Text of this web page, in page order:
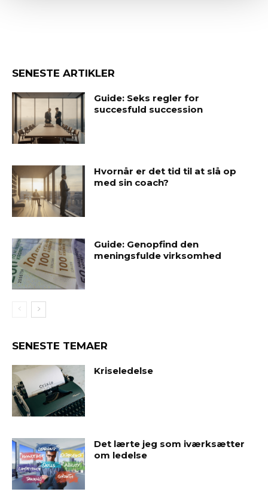
SENESTE ARTIKLER
Guide: Seks regler for
succesfuld succession
Hvornår er det tid til at slå op
med sin coach?
Guide: Genopfind den
meningsfulde virksomhed
SENESTE TEMAER
Kriseledelse
Det lærte jeg som iværksætter
om ledelse